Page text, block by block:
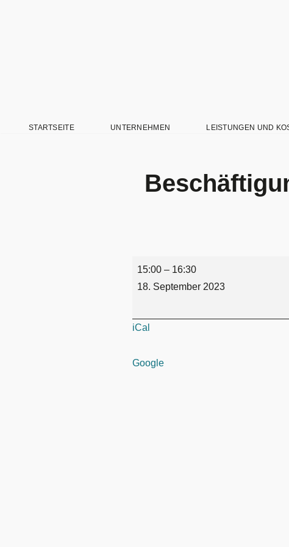
STARTSEITE UNTERNEHMEN LEISTUNGEN UND
15:00 – 16:30
18. September 2023
iCal
Google